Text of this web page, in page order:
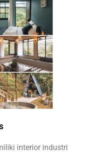
interior industri